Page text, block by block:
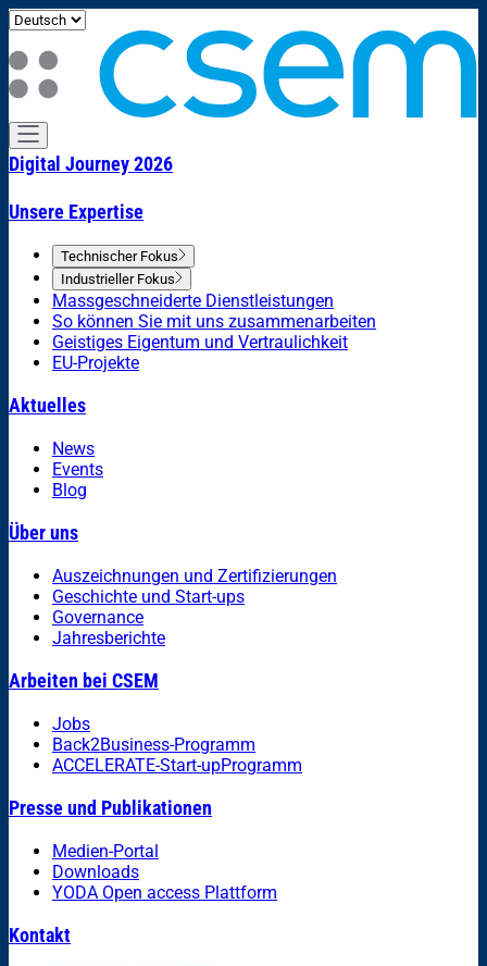
Digital Journey 2026
Unsere Expertise
Technischer Fokus
Industrieller Fokus
Massgeschneiderte Dienstleistungen
So können Sie mit uns zusammenarbeiten
Geistiges Eigentum und Vertraulichkeit
EU-Projekte
Aktuelles
News
Events
Blog
Über uns
Auszeichnungen und Zertifizierungen
Geschichte und Start-ups
Governance
Jahresberichte
Arbeiten bei CSEM
Jobs
Back2Business-Programm
ACCELERATE-Start-upProgramm
Presse und Publikationen
Medien-Portal
Downloads
YODA Open access Plattform
Kontakt